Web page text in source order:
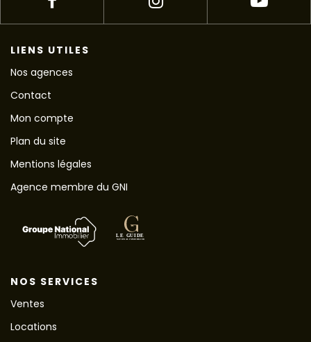
LIENS UTILES
Nos agences
Contact
Mon compte
Plan du site
Mentions légales
Agence membre du GNI
NOS SERVICES
Ventes
Locations